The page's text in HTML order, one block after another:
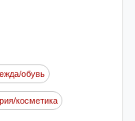
обувь
косметика